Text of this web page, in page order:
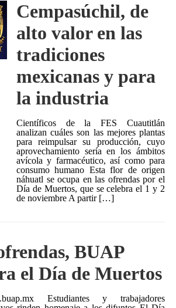
Cempasúchil, de
alto valor en las
tradiciones
mexicanas y para
la industria
Científicos de la FES Cuautitlán
analizan cuáles son las mejores plantas
para reimpulsar su producción, cuyo
aprovechamiento sería en los ámbitos
avícola y farmacéutico, así como para
consumo humano Esta flor de origen
náhuatl se ocupa en las ofrendas por el
Día de Muertos, que se celebra el 1 y 2
de noviembre A partir […]
BUAP
el Día de Muertos
Estudiantes y trabajadores